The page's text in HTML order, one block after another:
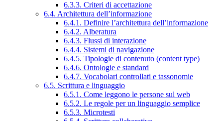
6.3.3. Criteri di accettazione
6.4. Architettura dell’informazione
6.4.1. Definire l’architettura dell’informazione
6.4.2. Alberatura
6.4.3. Flussi di interazione
6.4.4. Sistemi di navigazione
6.4.5. Tipologie di contenuto (content type)
6.4.6. Ontologie e standard
6.4.7. Vocabolari controllati e tassonomie
6.5. Scrittura e linguaggio
6.5.1. Come leggono le persone sul web
6.5.2. Le regole per un linguaggio semplice
6.5.3. Microtesti